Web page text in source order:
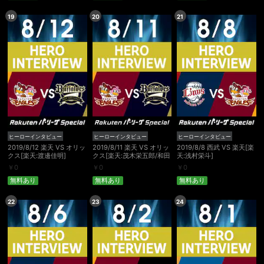
視聴デバイス一覧
スマホなどでRakuten TVを視聴する際のデ
バイス連携の設定ができます。
パスコード設定
視聴年齢制限の変更時にパスコード入力が
求められるのでお子さまがいても安心で
す。
メルマガ
メルマガの配信停止、配信先のメールアド
レスの変更が可能です。
定額見放題解約
定額見放題コンテンツの解約はこちらから
可能です。
ヒーローインタビュー
19
2019/8/12 楽天 VS オリッ
クス[楽天:渡邊佳明]
￥ 0
無料あり
ヒーローインタビュー
20
2019/8/11 楽天 VS オリッ
クス[楽天:茂木栄五郎/和田
恋]
￥ 0
無料あり
ヒーローインタビュー
21
2019/8/8 西武 VS 楽天[楽
天:浅村栄斗]
￥ 0
無料あり
22 23 24